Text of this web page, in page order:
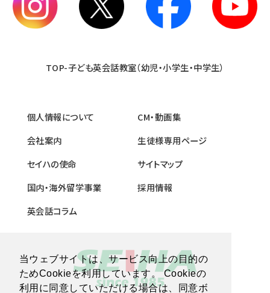
当ウェブサイトは、サービス向上の目的の
ためCookieを利用しています。 Cookieの
利用に同意していただける場合は、同意ボ
TOP-子ども英会話教室（幼児・小学生・中学生）
個人情報について
会社案内
セイハの使命
国内・海外留学事業
英会話コラム
CM・動画集
生徒様専用ページ
サイトマップ
採用情報